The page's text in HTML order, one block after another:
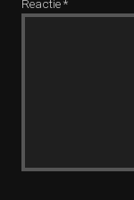
Reactie*